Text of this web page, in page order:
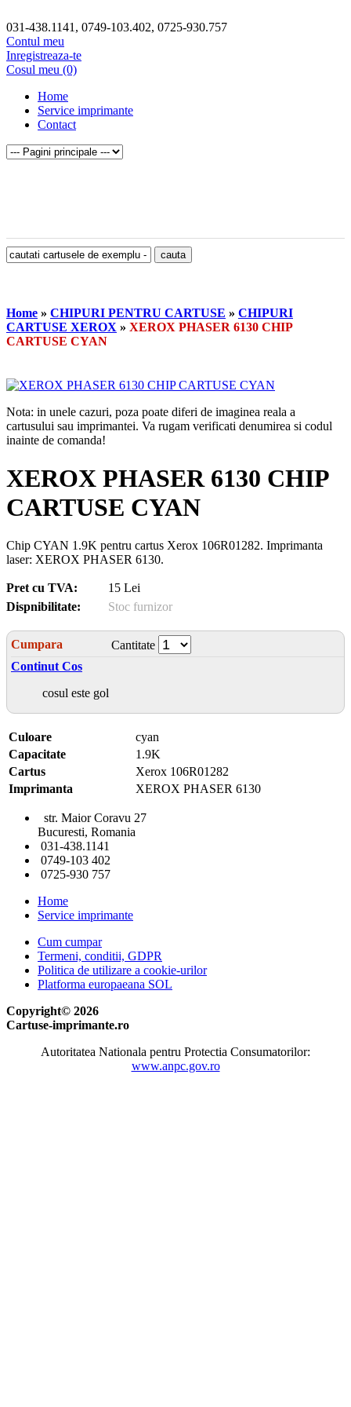
031-438.1141, 0749-103.402, 0725-930.757
Contul meu
Inregistreaza-te
Cosul meu (0)
Home
Service imprimante
Contact
Home » CHIPURI PENTRU CARTUSE » CHIPURI
CARTUSE XEROX » XEROX PHASER 6130 CHIP
CARTUSE CYAN
Nota: in unele cazuri, poza poate diferi de imaginea reala a
cartusului sau imprimantei. Va rugam verificati denumirea si codul
inainte de comanda!
XEROX PHASER 6130 CHIP
CARTUSE CYAN
Chip CYAN 1.9K pentru cartus Xerox 106R01282. Imprimanta
laser: XEROX PHASER 6130.
Pret cu TVA:
15 Lei
Dispnibilitate:
Stoc furnizor
Cumpara
Cantitate
Continut Cos
cosul este gol
Culoare
cyan
Capacitate
1.9K
Cartus
Xerox 106R01282
Imprimanta
XEROX PHASER 6130
str. Maior Coravu 27
Bucuresti, Romania
031-438.1141
0749-103 402
0725-930 757
Home
Service imprimante
Cum cumpar
Termeni, conditii, GDPR
Politica de utilizare a cookie-urilor
Platforma europaeana SOL
Copyright© 2026
Cartuse-imprimante.ro
Autoritatea Nationala pentru Protectia Consumatorilor:
www.anpc.gov.ro